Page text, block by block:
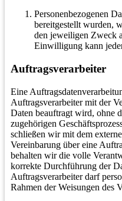
Personenbezogenen
bereitgestellt wurden,
den jeweiligen Zweck
Einwilligung kann
Auftragsverarbeiter
Eine
Auftragsverarbeiter mit der
Daten beauftragt wird, ohne
zugehörigen
schließen wir mit dem
Vereinbarung über eine
behalten wir die volle
korrekte Durchführung der
Auftragsverarbeiter darf
Rahmen der Weisungen des